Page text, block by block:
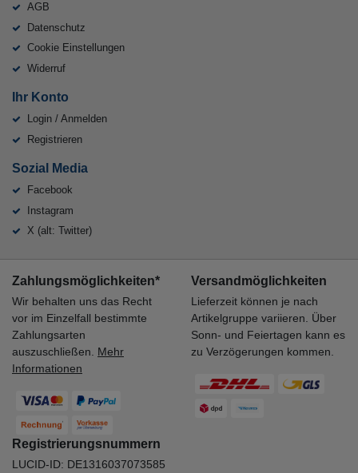
AGB
Datenschutz
Cookie Einstellungen
Widerruf
Ihr Konto
Login / Anmelden
Registrieren
Sozial Media
Facebook
Instagram
X (alt: Twitter)
Zahlungsmöglichkeiten*
Wir behalten uns das Recht
vor im Einzelfall bestimmte
Zahlungsarten
auszuschließen. Mehr
Informationen
Versandmöglichkeiten
Lieferzeit können je nach
Artikelgruppe variieren. Über
Sonn- und Feiertagen kann es
zu Verzögerungen kommen.
Registrierungsnummern
LUCID-ID: DE1316037073585